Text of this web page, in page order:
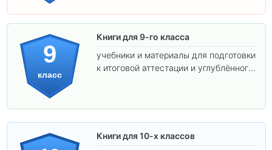
9
класс
Книги для 9-го класса
учебники и материалы для подготовки
к итоговой аттестации и углублённого
Книги для 10-х классов